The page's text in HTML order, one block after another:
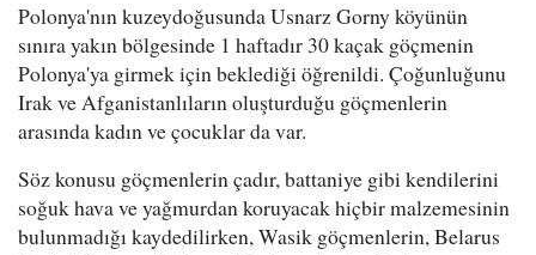
Polonya'nın kuzeydoğusunda Usnarz Gorny köyünün
sınıra yakın bölgesinde 1 haftadır 30 kaçak göçmenin
Polonya'ya girmek için beklediği öğrenildi. Çoğunluğunu
Irak ve Afganistanlıların oluşturduğu göçmenlerin
arasında kadın ve çocuklar da var.
Söz konusu göçmenlerin çadır, battaniye gibi kendilerini
soğuk hava ve yağmurdan koruyacak hiçbir malzemesinin
bulunmadığı kaydedilirken, Wasik göçmenlerin, Belarus